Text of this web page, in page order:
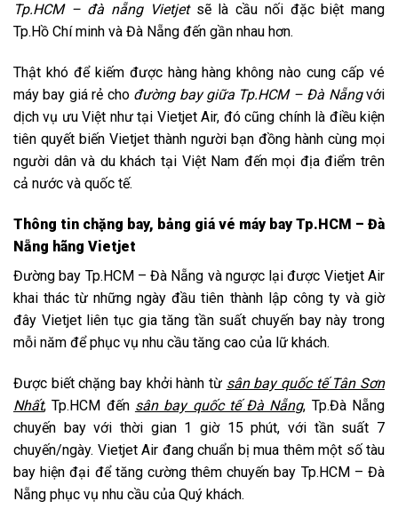
Tp.HCM – đà nẵng Vietjetsẽ là cầu nối đặc biệt mang
Tp.Hồ Chí minh và Đà Nẵng đến gần nhau hơn.
Thật khó để kiếm được hàng hàng không nào cung cấp vé
máy bay giá rẻ cho đường bay giữa Tp.HCM – Đà Nẵngvới
dịch vụ ưu Việt như tại Vietjet Air, đó cũng chính là điều kiện
tiên quyết biến Vietjet thành người bạn đồng hành cùng mọi
người dân và du khách tại Việt Nam đến mọi địa điểm trên
cả nước và quốc tế.
Thông tin chặng bay, bảng giá vé máy bay Tp.HCM – Đà
Nẵng hãng Vietjet
Đường bay Tp.HCM – Đà Nẵng và ngược lại được Vietjet Air
khai thác từ những ngày đầu tiên thành lập công ty và giờ
đây Vietjet liên tục gia tăng tần suất chuyến bay này trong
mỗi năm để phục vụ nhu cầu tăng cao của lữ khách.
Được biết chặng bay khởi hành từ sân bay quốc tế Tân Sơn
Nhất, Tp.HCM đến sân bay quốc tế Đà Nẵng, Tp.Đà Nẵng
chuyến bay với thời gian 1 giờ 15 phút, với tần suất 7
chuyến/ngày. Vietjet Air đang chuẩn bị mua thêm một số tàu
bay hiện đại để tăng cường thêm chuyến bay Tp.HCM – Đà
Nẵng phục vụ nhu cầu của Quý khách.